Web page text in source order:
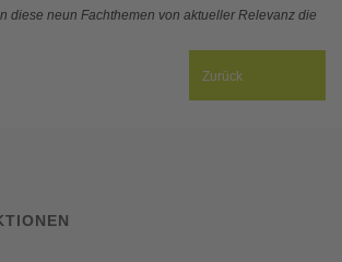
diese neun Fachthemen von aktueller Relevanz die
Zurück